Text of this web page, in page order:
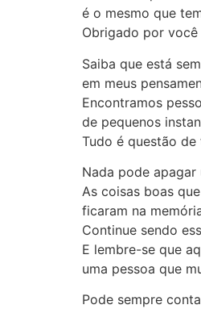
é o mesmo que
Obrigado por você
Saiba que está
em meus
Encontramos
de pequenos
Tudo é questão de
Nada pode apagar
As coisas boas
ficaram na
Continue sendo
E lembre-se que
uma pessoa que
Pode sempre